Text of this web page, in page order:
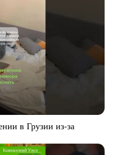
в Грузии из-за